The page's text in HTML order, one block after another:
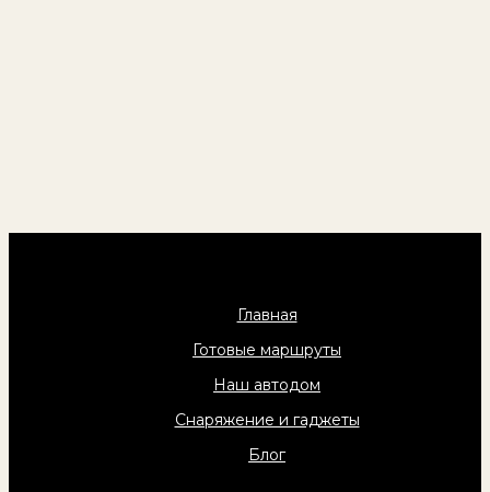
Главная
Готовые маршруты
Наш автодом
Снаряжение и гаджеты
Блог